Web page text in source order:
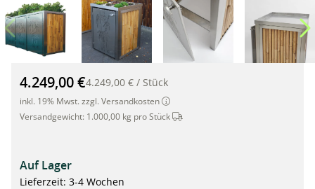
Mülltonnenbox mit Edelstahl-Motivtür für 3 Tonnen à 240
4.249,00 €4.249,00 € / Stück
inkl. 19% Mwst. zzgl. Versandkosten
Versandgewicht: 1.000,00 kg pro Stück Dieser Artikel wird per Spedition
Auf Lager
Lieferzeit: 3-4 Wochen